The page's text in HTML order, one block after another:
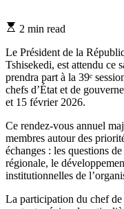
Estimated
time
2 min read
Le Président de la
Tshisekedi, est attendu ce
prendra part à la 39ᵉ
chefs d’État et de
et 15 février 2026.
Ce rendez-vous annuel
membres autour des
échanges : les questions
régionale, le
institutionnelles de
La participation du chef